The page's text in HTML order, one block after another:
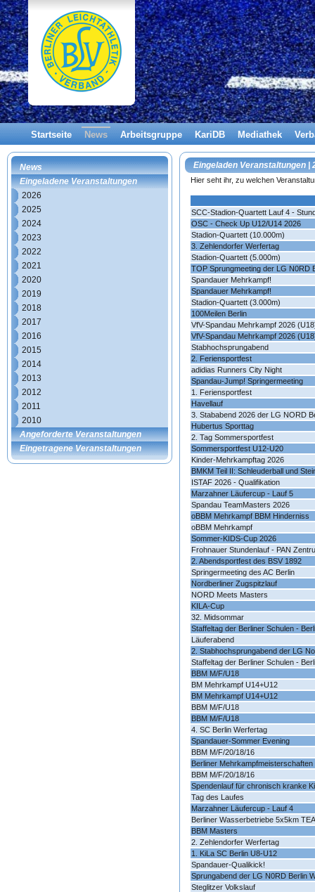
Startseite News Arbeitsgruppe KariDB Mediathek
News
Eingeladene Veranstaltungen
2026
2025
2024
2023
2022
2021
2020
2019
2018
2017
2016
2015
2014
2013
2012
2011
2010
Angeforderte Veranstaltungen
Eingetragene Veranstaltungen
Eingeladen Veranstaltungen |
Hier seht ihr, zu welchen
SCC-Stadion-Quartett Lauf 4 -
OSC - Check Up U12/U14 2026
Stadion-Quartett (10.000m)
3. Zehlendorfer Werfertag
Stadion-Quartett (5.000m)
TOP Sprungmeeting der LG N0RD
Spandauer Mehrkampf!
Spandauer Mehrkampf!
Stadion-Quartett (3.000m)
100Meilen Berlin
VfV-Spandau Mehrkampf 2026
VfV-Spandau Mehrkampf 2026
Stabhochsprungabend
2. Feriensportfest
adidias Runners City Night
Spandau-Jump! Springermeeting
1. Feriensportfest
Havellauf
3. Stababend 2026 der LG NORD
Hubertus Sporttag
2. Tag Sommersportfest
Sommersportfest U12-U20
Kinder-Mehrkampftag 2026
BMKM Teil II: Schleuderball und
ISTAF 2026 - Qualifikation
Marzahner Läufercup - Lauf 5
Spandau TeamMasters 2026
oBBM Mehrkampf BBM Hinderniss
oBBM Mehrkampf
Sommer-KIDS-Cup 2026
Frohnauer Stundenlauf - PAN
2. Abendsportfest des BSV 1892
Springermeeting des AC Berlin
Nordberliner Zugspitzlauf
NORD Meets Masters
KILA-Cup
32. Midsommar
Staffeltag der Berliner Schulen -
Läuferabend
2. Stabhochsprungabend der LG
Staffeltag der Berliner Schulen -
BBM M/F/U18
BM Mehrkampf U14+U12
BM Mehrkampf U14+U12
BBM M/F/U18
BBM M/F/U18
4. SC Berlin Werfertag
Spandauer-Sommer Evening
BBM M/F/20/18/16
Berliner Mehrkampfmeisterschaften
BBM M/F/20/18/16
Spendenlauf für chronisch kranke
Tag des Laufes
Marzahner Läufercup - Lauf 4
Berliner Wasserbetriebe 5x5km
BBM Masters
2. Zehlendorfer Werfertag
1. KiLa SC Berlin U8-U12
Spandauer-Qualikick!
Sprungabend der LG N0RD Berlin
Steglitzer Volkslauf